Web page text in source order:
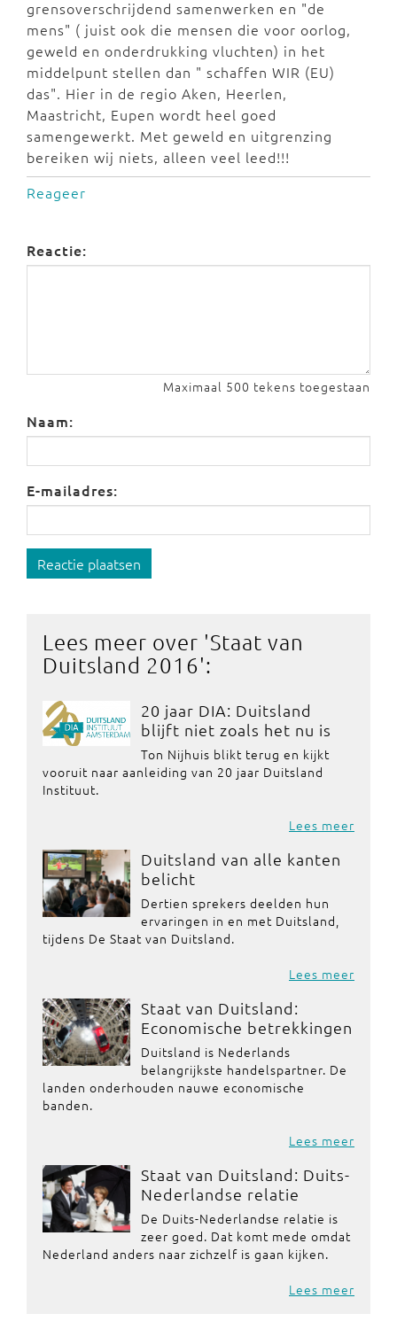
grensoverschrijdend samenwerken en "de
mens" ( juist ook die mensen die voor oorlog,
geweld en onderdrukking vluchten) in het
middelpunt stellen dan " schaffen WIR (EU)
das". Hier in de regio Aken, Heerlen,
Maastricht, Eupen wordt heel goed
samengewerkt. Met geweld en uitgrenzing
bereiken wij niets, alleen veel leed!!!
Reageer
Reactie:
Maximaal 500 tekens toegestaan
Naam:
E-mailadres:
Reactie plaatsen
Lees meer over 'Staat van
Duitsland 2016':
20 jaar DIA: Duitsland
blijft niet zoals het nu is
Ton Nijhuis blikt terug en kijkt
vooruit naar aanleiding van 20 jaar Duitsland
Instituut.
Lees meer
Duitsland van alle kanten
belicht
Dertien sprekers deelden hun
ervaringen in en met Duitsland,
tijdens De Staat van Duitsland.
Lees meer
Staat van Duitsland:
Economische betrekkingen
Duitsland is Nederlands
belangrijkste handelspartner. De
landen onderhouden nauwe economische
banden.
Lees meer
Staat van Duitsland: Duits-
Nederlandse relatie
De Duits-Nederlandse relatie is
zeer goed. Dat komt mede omdat
Nederland anders naar zichzelf is gaan kijken.
Lees meer